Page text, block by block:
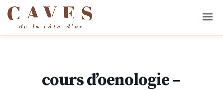
cours d’oenologie –